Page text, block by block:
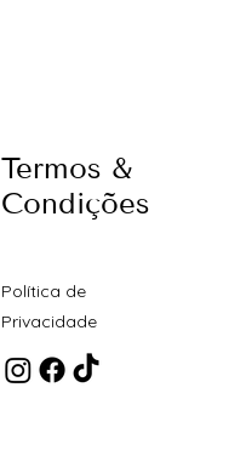
Termos &
Condições
Política de
Privacidade